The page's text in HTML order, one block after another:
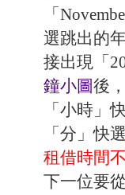
「
選跳出的
接出現「
鐘小圖後
「小時」
「分」快選
租借時間
下一位要